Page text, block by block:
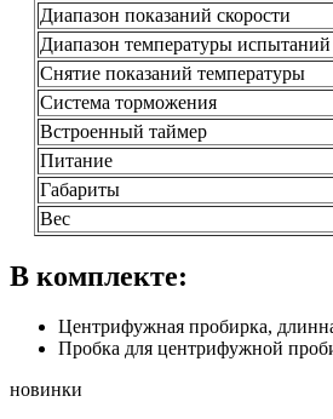
Диапазон показаний скорости
Диапазон температуры испытаний
Снятие показаний температуры
Система торможения
Встроенный таймер
Питание
Габариты
Вес
В комплекте:
Центрифужная пробирка,
Пробка для центрифужной
новинки